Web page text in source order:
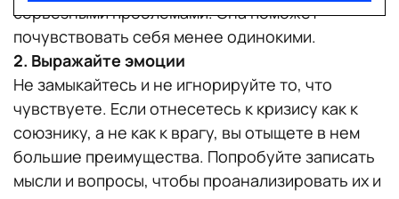
серьезными проблемами. Она поможет
почувствовать себя менее одинокими.
2. Выражайте эмоции
Не замыкайтесь и не игнорируйте то, что
чувствуете. Если отнесетесь к кризису как к
союзнику, а не как к врагу, вы отыщете в нем
большие преимущества. Попробуйте записать
мысли и вопросы, чтобы проанализировать их и